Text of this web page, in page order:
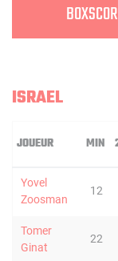
ISRAEL
JOUEUR MIN
Yovel
Zoosman
12
Tomer
Ginat
22